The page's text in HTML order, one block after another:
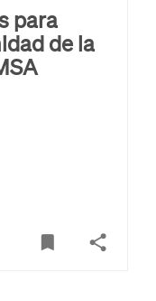
para
de la